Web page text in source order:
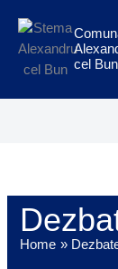
conținut
cel Bun
Home
e